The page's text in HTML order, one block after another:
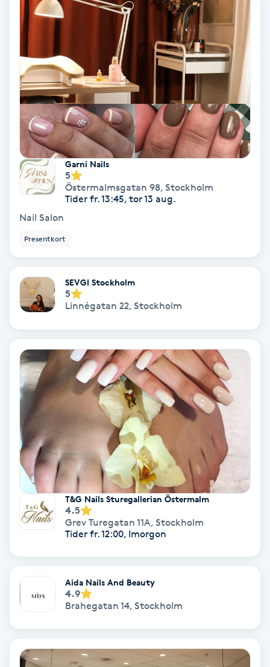
Fotmassage
Fotvård
Fransar
Fransborttagning
Fransfärgning
Fransförlängning
Fransförlängning Volym
Fransrengöring
Frekvensterapi
Friskvård
Friskvårdsmassage
Frisör
Funktionsanalys
Färgning
Föning
Garni Nails
5
Östermalmsgatan 98, Stockholm
Tider fr. 13:45, tor 13 aug.
Nail Salon
Presentkort
SEVGI Stockholm
5
Linnégatan 22, Stockholm
T&G Nails Sturegallerian Östermalm
4.5
Grev Turegatan 11A, Stockholm
Tider fr. 12:00, Imorgon
Aida Nails And Beauty
4.9
Brahegatan 14, Stockholm